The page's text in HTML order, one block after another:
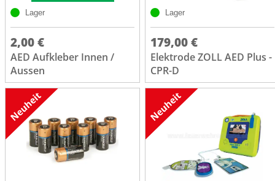
Lager
2,00 €
AED Aufkleber Innen /
Aussen
Lager
179,00 €
Elektrode ZOLL AED Plus -
CPR-D